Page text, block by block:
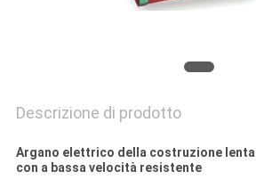
Descrizione di prodotto
Argano elettrico della costruzione lenta
con a bassa velocità resistente